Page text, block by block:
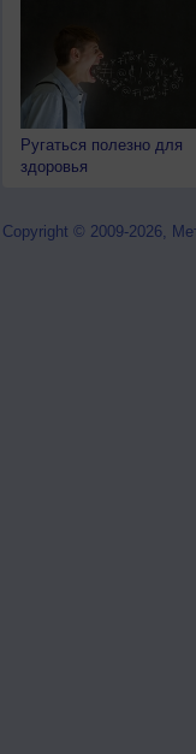
Ругаться полезно для
здоровья
Copyright © 2009-2026,